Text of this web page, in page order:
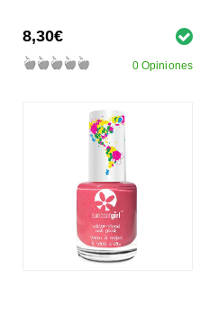
8,30€
0 Opiniones